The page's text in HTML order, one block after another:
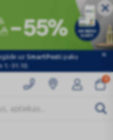
uz SmartPostipaku
1.-31.10.
0